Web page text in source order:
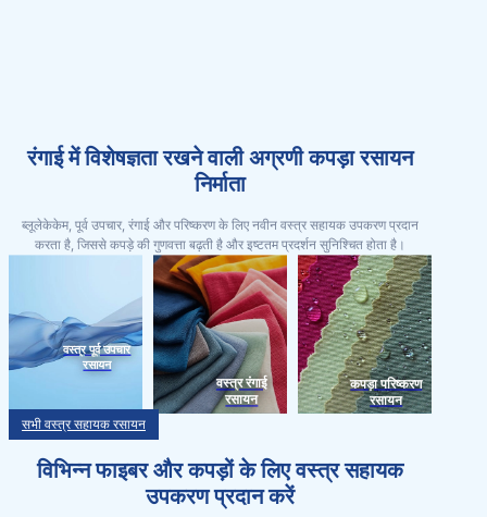
रंगाई में विशेषज्ञता रखने वाली अग्रणी कपड़ा रसायन
निर्माता
ब्लूलेकेकेम, पूर्व उपचार, रंगाई और परिष्करण के लिए नवीन वस्त्र सहायक उपकरण प्रदान
करता है, जिससे कपड़े की गुणवत्ता बढ़ती है और इष्टतम प्रदर्शन सुनिश्चित होता है।
वस्त्र पूर्व उपचार
रसायन
वस्त्र रंगाई
रसायन
कपड़ा परिष्करण
रसायन
सभी वस्त्र सहायक रसायन
विभिन्न फाइबर और कपड़ों के लिए वस्त्र सहायक
उपकरण प्रदान करें